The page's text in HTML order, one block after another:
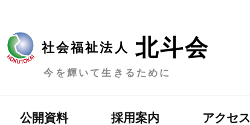
社会福祉法人 北斗会
今を輝いて生きるために
公開資料 採用案内 アクセス